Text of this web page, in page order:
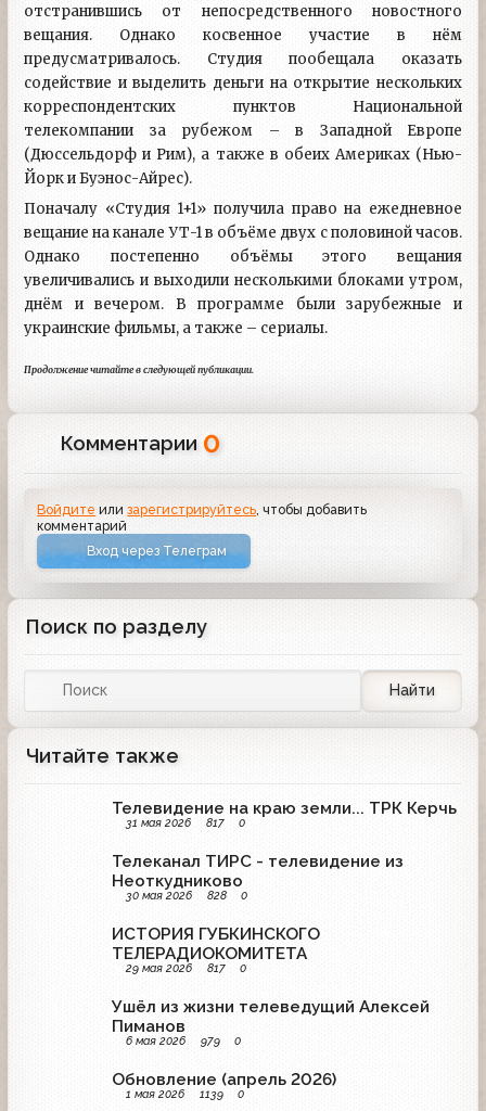
отстранившись от непосредственного новостного
вещания. Однако косвенное участие в нём
предусматривалось. Студия пообещала оказать
содействие и выделить деньги на открытие нескольких
корреспондентских пунктов Национальной
телекомпании за рубежом – в Западной Европе
(Дюссельдорф и Рим), а также в обеих Америках (Нью-
Йорк и Буэнос-Айрес).
Поначалу «Студия 1+1» получила право на ежедневное
вещание на канале УТ-1 в объёме двух с половиной часов.
Однако постепенно объёмы этого вещания
увеличивались и выходили несколькими блоками утром,
днём и вечером. В программе были зарубежные и
украинские фильмы, а также – сериалы.
Продолжение читайте в следующей публикации.
Комментарии 0
Войдите илизарегистрируйтесь, чтобы добавить
комментарий
Вход через Телеграм
Поиск по разделу
Найти
Читайте также
Телевидение на краю земли... ТРК Керчь
31 мая 2026 817 0
Телеканал ТИРС - телевидение из
Неоткудниково
30 мая 2026 828 0
ИСТОРИЯ ГУБКИНСКОГО
ТЕЛЕРАДИОКОМИТЕТА
29 мая 2026 817 0
Ушёл из жизни телеведущий Алексей
Пиманов
6 мая 2026 979 0
Обновление (апрель 2026)
1 мая 2026 1139 0